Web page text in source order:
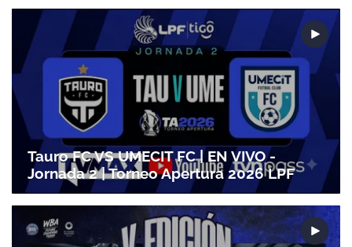
Gracias por suscribirte a nuestro boletín.
ACEPTAR
Tauro FC VS UMECIT FC | EN VIVO -
Jornada 2 | Torneo Apertura 2026 LPF